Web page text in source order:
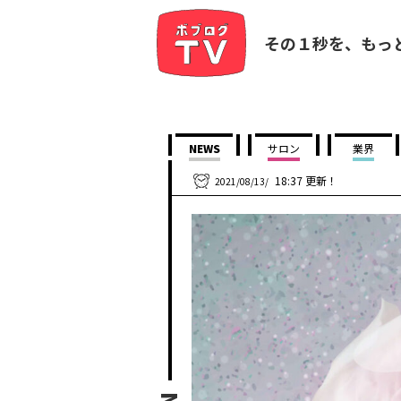
その１秒を、もっ
2021/08/13/ 18:37 更新！
NEWS サロン 業界